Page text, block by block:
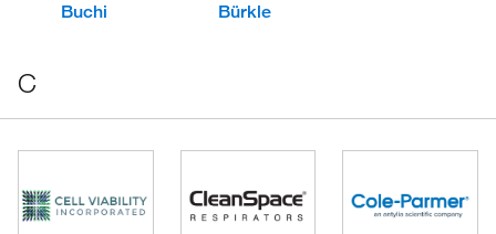
Buchi Bürkle
C